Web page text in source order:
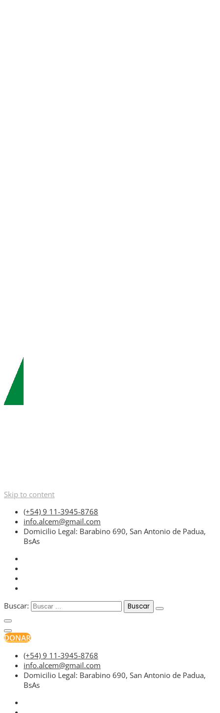
Skip to content
(+54) 9 11-3945-8768
info.alcem@gmail.com
Domicilio Legal: Barabino 690, San Antonio de Padua,
BsAs
Buscar:
DONAR
(+54) 9 11-3945-8768
info.alcem@gmail.com
Domicilio Legal: Barabino 690, San Antonio de Padua,
BsAs